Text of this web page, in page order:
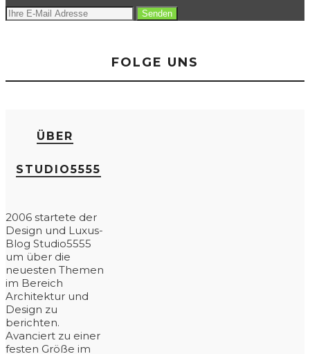
FOLGE UNS
ÜBER
STUDIO5555
2006 startete der
Design und Luxus-
Blog Studio5555
um über die
neuesten Themen
im Bereich
Architektur und
Design zu
berichten.
Avanciert zu einer
festen Größe im